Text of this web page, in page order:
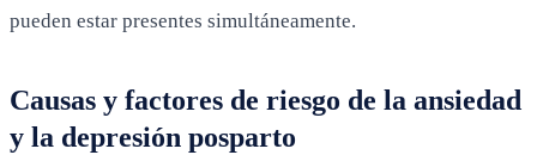
pueden estar presentes simultáneamente.
Causas y factores de riesgo de la ansiedad
y la depresión posparto